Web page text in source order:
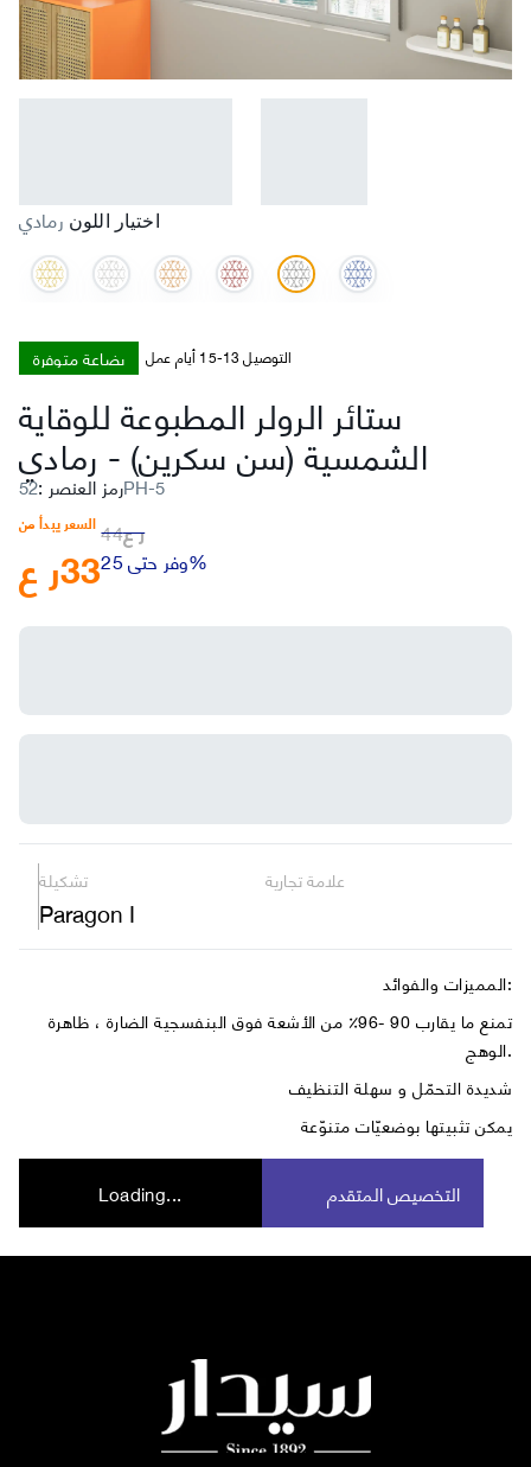
اختيار اللون رمادي
بضاعة متوفرة التوصيل 13-15 أيام عمل
ستائر الرولر المطبوعة للوقاية
الشمسية (سن سكرين)- رمادي
رمز العنصر : 52PH-5
السعر يبدأ من
ر ع33
ر ع44
وفر حتى 25%
تشكيلة
Paragon I
علامة تجارية
المميزات والفوائد:
تمنع ما يقارب 90 -96٪ من الأشعة فوق البنفسجية الضارة ، ظاهرة
الوهج.
شديدة التحمّل و سهلة التنظيف
يمكن تثبيتها بوضعيّات متنوّعة
Loading... التخصيص المتقدم